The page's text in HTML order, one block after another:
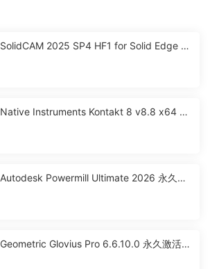
SolidCAM 2025 SP4 HF1 for Solid Edge 激
Native Instruments Kontakt 8 v8.8 x64 永
Autodesk Powermill Ultimate 2026 永久激
Geometric Glovius Pro 6.6.10.0 永久激活破